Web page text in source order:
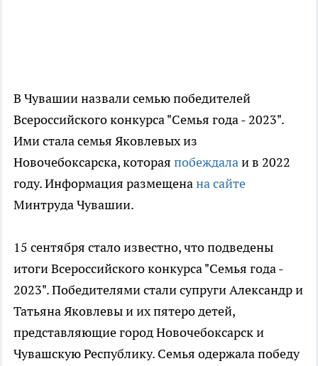
В Чувашии назвали семью победителей
Всероссийского конкурса "Семья года - 2023".
Ими стала семья Яковлевых из
Новочебоксарска, которая побеждалаи в 2022
году. Информация размещенана сайте
Минтруда Чувашии.
15 сентября стало известно, что подведены
итоги Всероссийского конкурса "Семья года -
2023". Победителями стали супруги Александр и
Татьяна Яковлевы и их пятеро детей,
представляющие город Новочебоксарск и
Чувашскую Республику. Семья одержала победу